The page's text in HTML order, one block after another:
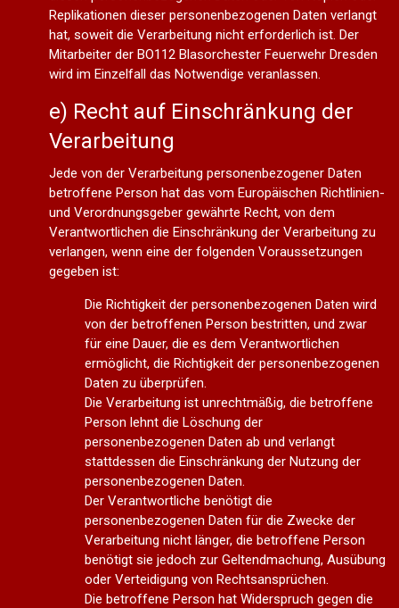
Replikationen dieser personenbezogenen Daten verlangt
hat, soweit die Verarbeitung nicht erforderlich ist. Der
Mitarbeiter der BO112 Blasorchester Feuerwehr Dresden
wird im Einzelfall das Notwendige veranlassen.
e) Recht auf Einschränkung der
Verarbeitung
Jede von der Verarbeitung personenbezogener Daten
betroffene Person hat das vom Europäischen Richtlinien-
und Verordnungsgeber gewährte Recht, von dem
Verantwortlichen die Einschränkung der Verarbeitung zu
verlangen, wenn eine der folgenden Voraussetzungen
gegeben ist:
Die Richtigkeit der personenbezogenen Daten wird
von der betroffenen Person bestritten, und zwar
für eine Dauer, die es dem Verantwortlichen
ermöglicht, die Richtigkeit der personenbezogenen
Daten zu überprüfen.
Die Verarbeitung ist unrechtmäßig, die betroffene
Person lehnt die Löschung der
personenbezogenen Daten ab und verlangt
stattdessen die Einschränkung der Nutzung der
personenbezogenen Daten.
Der Verantwortliche benötigt die
personenbezogenen Daten für die Zwecke der
Verarbeitung nicht länger, die betroffene Person
benötigt sie jedoch zur Geltendmachung, Ausübung
oder Verteidigung von Rechtsansprüchen.
Die betroffene Person hat Widerspruch gegen die